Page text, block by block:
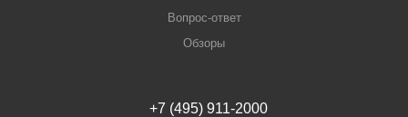
Вопрос-ответ
Обзоры
+7 (495) 911-2000